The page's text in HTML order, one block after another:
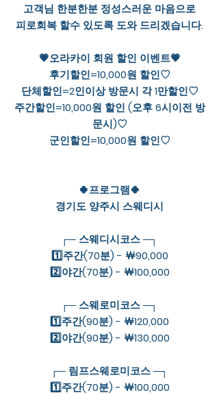
고객님 한분한분 정성스러운 마음으로
피로회복 할수 있도록 도와 드리겠습니다.
💗오라카이 회원 할인 이벤트💗
후기할인=10,000원 할인♡
단체할인=2인이상 방문시 각 1만할인♡
주간할인=10,000원 할인 (오후 6시이전 방
문시)♡
군인할인=10,000원 할인♡
🍀프로그램🍀
경기도 양주시 스웨디시
┌─ 스웨디시코스 ─┐
1️⃣주간(70분) - ￦90,000
2️⃣야간(70분) - ￦100,000
┌─ 스웨로미코스 ─┐
1️⃣주간(90분) - ￦120,000
2️⃣야간(90분) - ￦130,000
┌─ 림프스웨로미코스 ─┐
1️⃣주간(70분) - ￦100,000